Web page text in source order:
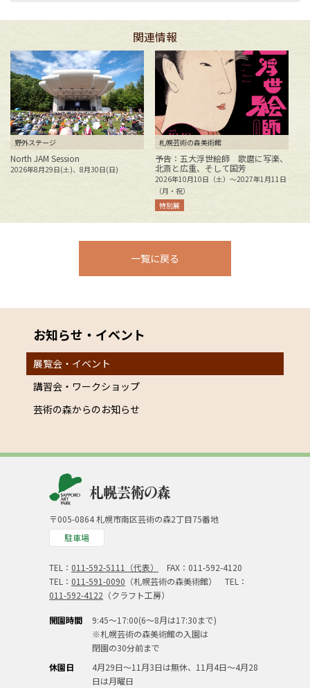
関連情報
野外ステージ
North JAM Session
2026年8月29日(土)、8月30日(日)
札幌芸術の森美術館
予告：五大浮世絵師 歌麿に写楽、
北斎と広重、そして国芳
2026年10月10日（土）～2027年1月11日
（月・祝）
特別展
一覧に戻る
お知らせ・イベント
展覧会・イベント
講習会・ワークショップ
芸術の森からのお知らせ
〒005-0864 札幌市南区芸術の森2丁目75番地
駐車場
TEL： 011-592-5111（代表）
FAX：011-592-4120
TEL： 011-591-0090 （札幌芸術の森美術館） TEL：
011-592-4122 （クラフト工房）
開園時間
9:45～17:00(6～8月は17:30まで)
※札幌芸術の森美術館の入園は
閉園の30分前まで
休園日
4月29日～11月3日は無休、11月4日～4月28
日は月曜日